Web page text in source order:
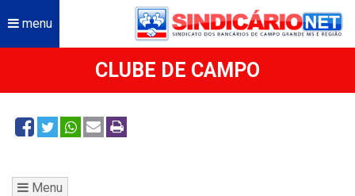
menu
CLUBE DE CAMPO
Menu